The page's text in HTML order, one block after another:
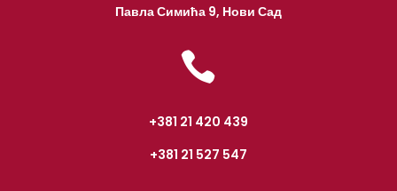
Павла Симића 9, Нови Сад

+381 21 420 439
+381 21 527 547